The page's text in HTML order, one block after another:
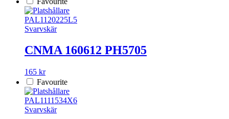
PAL1120225L5
Svarvskär
CNMA 160612 PH5705
165 kr
Favourite
PAL1111534X6
Svarvskär